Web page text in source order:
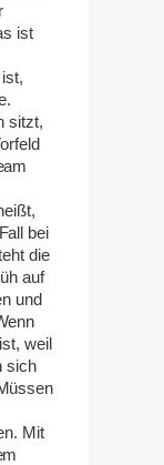
ist
sitzt,
bei
die
auf
und
weil
sich
Mit